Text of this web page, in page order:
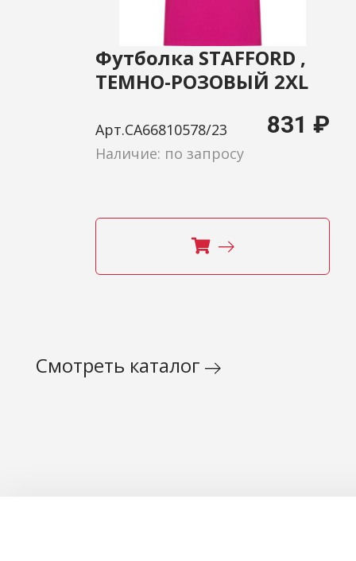
Футболка STAFFORD ,
ТЕМНО-РОЗОВЫЙ 2XL
Арт.CA66810578/23 831 ₽
Наличие: по запросу
Смотреть каталог